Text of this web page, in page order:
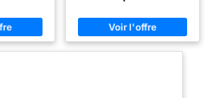
d'alcool
et d'un
former
heures. Durable Hendi